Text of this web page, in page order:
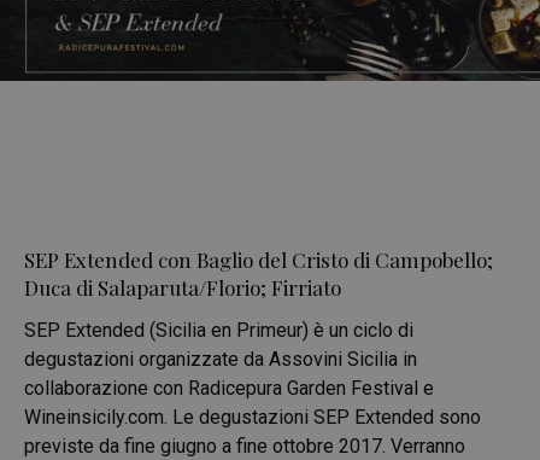
SEP Extended con Baglio del Cristo di Campobello;
Duca di Salaparuta/Florio; Firriato
SEP Extended (Sicilia en Primeur) è un ciclo di
degustazioni organizzate da Assovini Sicilia in
collaborazione con Radicepura Garden Festival e
Wineinsicily.com. Le degustazioni SEP Extended sono
previste da fine giugno a fine ottobre 2017. Verranno